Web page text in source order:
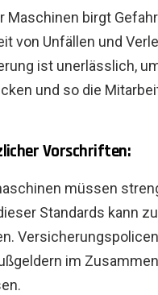
Maschinen birgt
von Unfällen und
ist unerlässlich,
und so die
Vorschriften:
müssen
Standards kann
im